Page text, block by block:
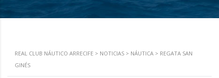
REAL CLUB NÁUTICO ARRECIFE > NOTICIAS > NÁUTICA > REGATA SAN
GINÉS